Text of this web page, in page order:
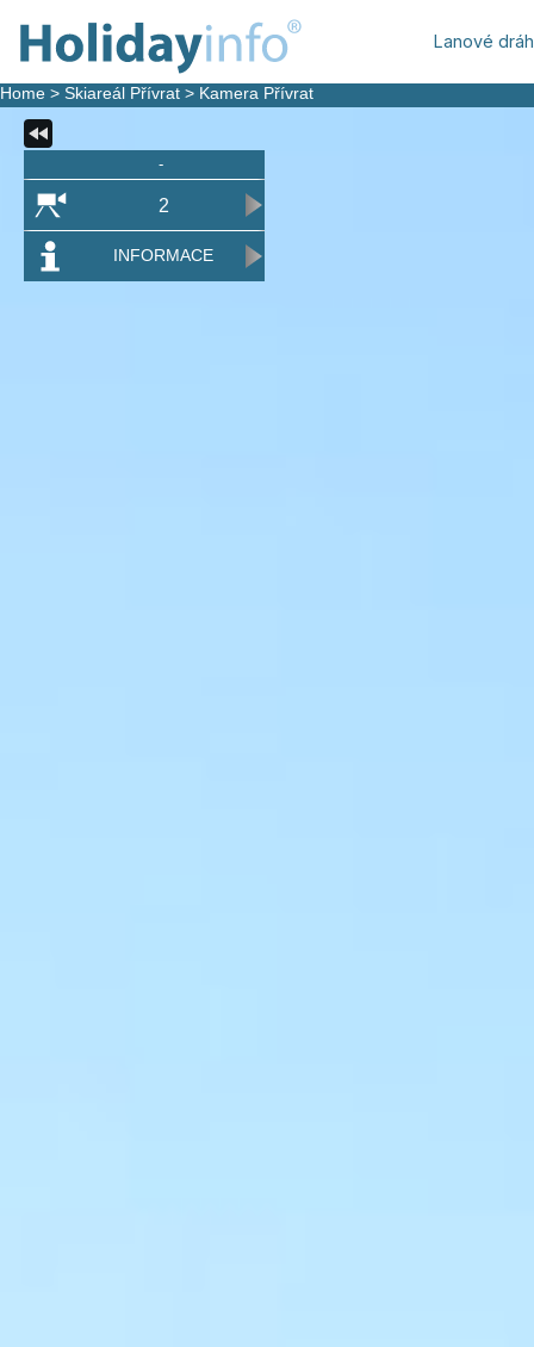
-
2
INFORMACE
Lanové
Home > Skiareál Přívrat > Kamera Přívrat